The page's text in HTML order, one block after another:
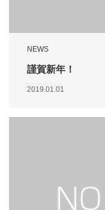
NEWS
謹賀新年！
2019.01.01